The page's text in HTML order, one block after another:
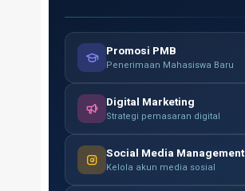
Promosi PMB
Penerimaan Mahasiswa Baru
Digital Marketing
Strategi pemasaran digital
Social Media Management
Kelola akun media sosial